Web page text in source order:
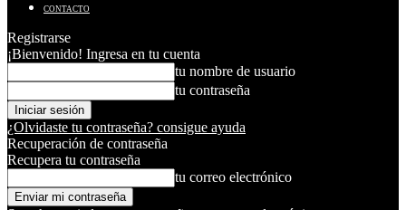
CONTACTO
Registrarse
¡Bienvenido! Ingresa en tu cuenta
tu nombre de usuario
tu contraseña
¿Olvidaste tu contraseña? consigue ayuda
Recuperación de contraseña
Recupera tu contraseña
tu correo electrónico